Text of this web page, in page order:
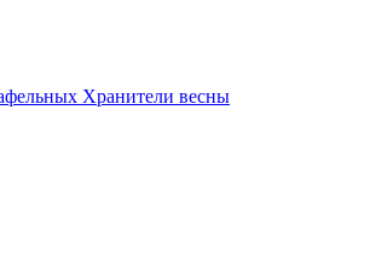
Хранители весны